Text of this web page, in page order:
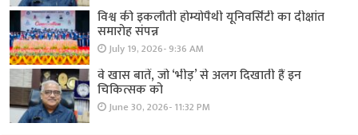
विश्व की इकलौती होम्योपैथी यूनिवर्सिटी का दीक्षांत
समारोह संपन्न
July 19, 2026- 9:36 AM
वे खास बातें, जो ‘भीड़’ से अलग दिखाती हैं इन
चिकित्सक को
June 30, 2026- 11:32 PM